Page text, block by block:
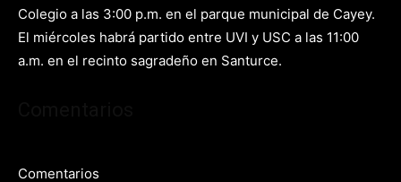
Colegio a las 3:00 p.m. en el parque municipal de Cayey.
El miércoles habrá partido entre UVI y USC a las 11:00
a.m. en el recinto sagradeño en Santurce.
Comentarios